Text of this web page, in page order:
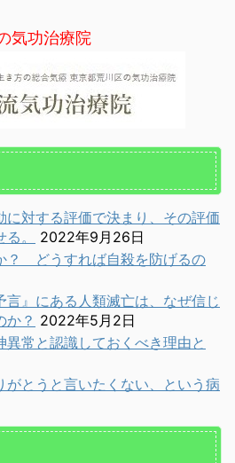
気功治療院
に対する評価で決まり、その評価
。
2022年9月26日
？ どうすれば自殺を防げるの
言』にある人類滅亡は、なぜ信じ
か？ 2022年5月2日
常と認識しておくべき理由と
がとうと言いたくない、という病